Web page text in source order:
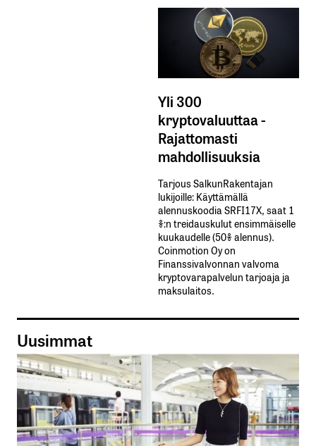
Yli 300
kryptovaluuttaa -
Rajattomasti
mahdollisuuksia
Tarjous SalkunRakentajan
lukijoille: Käyttämällä​ ​
alennuskoodia​ ​SRFI17X,​ ​saat​ ​1
%:n treidauskulut​ ​ensimmäiselle​ ​
kuukaudelle​ ​(50%​ ​alennus).
Coinmotion Oy on
Finanssivalvonnan valvoma
kryptovarapalvelun tarjoaja ja
maksulaitos.
Uusimmat